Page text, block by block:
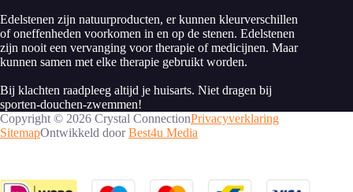
Edelstenen zijn natuurproducten, er kunnen kleurverschillen
of oneffenheden voorkomen in en op de stenen. Edelstenen
zijn nooit een vervanging voor therapie of medicijnen. Maar
kunnen samen met elke therapie gebruikt worden.
Bij klachten raadpleeg altijd je huisarts. Niet dragen bij
sporten-douchen-zwemmen!
Copyright © 2026 Crystal ConnectionPrivacyverklaring
SitemapOntwikkeld doorBest4u Media